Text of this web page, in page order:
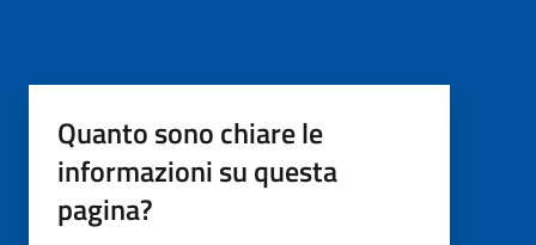
Quanto sono chiare le
informazioni su questa
pagina?